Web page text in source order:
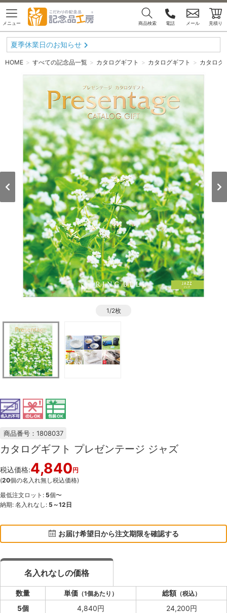
メニュー 商品検索 電話 メール 見積り
夏季休業日のお知らせ
HOME すべての記念品一覧 カタログギフト カタログギフト カタログ
1/2枚
商品番号：1808037
カタログギフト プレゼンテージ ジャズ
税込価格:4,840円
(20個の名入れ無し税込価格)
最低注文ロット: 5個〜
納期: 名入れなし: 5～12日
お届け希望日から注文期限を確認する
名入れなしの価格
数量 単価 （1個あたり） 総額 （税込）
5個 4,840円
24,200円